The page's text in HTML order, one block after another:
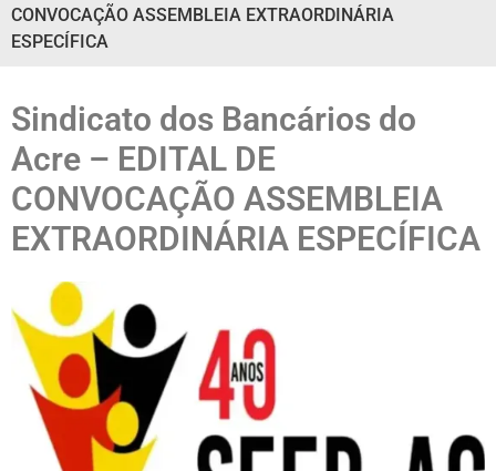
CONVOCAÇÃO ASSEMBLEIA EXTRAORDINÁRIA
ESPECÍFICA
Sindicato dos Bancários do
Acre – EDITAL DE
CONVOCAÇÃO ASSEMBLEIA
EXTRAORDINÁRIA ESPECÍFICA